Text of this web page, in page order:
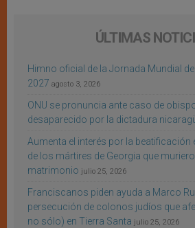
ÚLTIMAS
Himno oficial de la Jornada Mundial de
2027 agosto 3, 2026
ONU se pronuncia ante caso de
desaparecido por la dictadura
Aumenta el interés por la beatificación
de los mártires de Georgia que
matrimonio julio 25, 2026
Franciscanos piden ayuda a Marco
persecución de colonos judíos que
no sólo) en Tierra Santa julio 25, 2026